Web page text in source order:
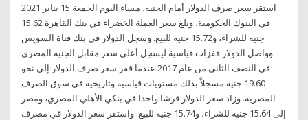
استقر سعر صرف الدولار أمام الجنيه، مساء اليوم الجمعة 15 يناير 2021
في البنوك الحكومية، وبلغ سعر العملة الخضراء في بنك القاهرة 15.62
جنيه للشراء، و15.72 جنيه للبيع. وسجل الدولار في بنك قناة السويس
وواصل الدولار قفزات قياسية ليسجل أعلى سعر مقابل الجنيه المصري
في النصف الثاني من عام 2017 عندما قفز سعر صرف الدولار إلى نحو
19.60 جنيه مسجلاً بذلك مستويات قياسية وتاريخية في سوق الصرف
المصرية. وزاد سعر الدولار قرشا واحدا في بنكي الأهلي المصري، ومصر
إلى 15.64 جنيه للشراء، و15.74 جنيه للبيع. واستقر سعر الدولار في مصرف